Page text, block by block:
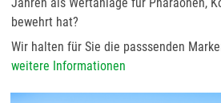
bewehrt hat?
Wir halten für Sie die passsenden
weitere Informationen